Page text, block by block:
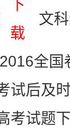
下
载
文
全国
试后及
考试题